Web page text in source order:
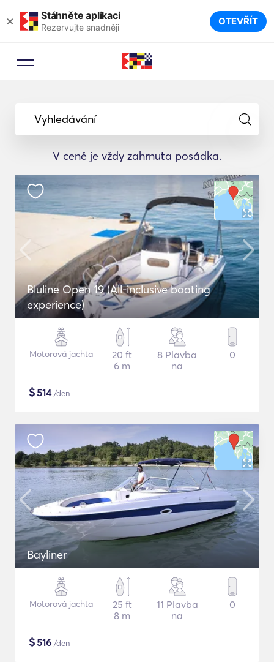
× Stáhněte aplikaci
Rezervujte snadněji OTEVŘÍT
Vyhledávání
V ceně je vždy zahrnuta posádka.
Bluline Open 19 (All-inclusive boating
experience)
Motorová jachta
20 ft
6 m
8 Plavba
na
0
$514/den
Bayliner
Motorová jachta
25 ft
8 m
11 Plavba
na
0
$516 /den